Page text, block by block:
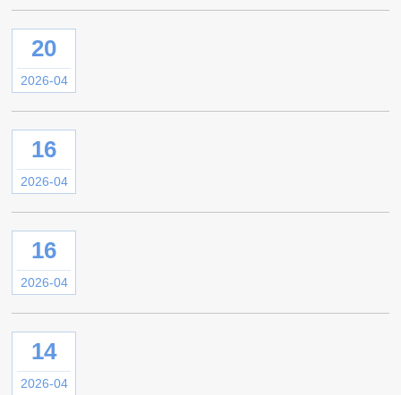
20
2026-04
16
2026-04
16
2026-04
14
2026-04